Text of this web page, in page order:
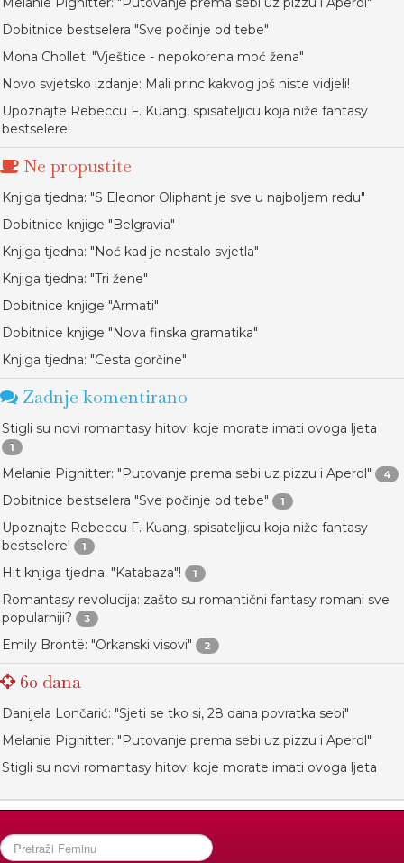
Dobitnice bestselera "Sve počinje od tebe"
Mona Chollet: "Vještice - nepokorena moć žena"
Novo svjetsko izdanje: Mali princ kakvog još niste vidjeli!
Upoznajte Rebeccu F. Kuang, spisateljicu koja niže fantasy
bestselere!
Ne propustite
Knjiga tjedna: "S Eleonor Oliphant je sve u najboljem redu"
Dobitnice knjige "Belgravia"
Knjiga tjedna: "Noć kad je nestalo svjetla"
Knjiga tjedna: "Tri žene"
Dobitnice knjige "Armati"
Dobitnice knjige "Nova finska gramatika"
Knjiga tjedna: "Cesta gorčine"
Zadnje komentirano
Stigli su novi romantasy hitovi koje morate imati ovoga ljeta
1
Melanie Pignitter: "Putovanje prema sebi uz pizzu i Aperol" 4
Dobitnice bestselera "Sve počinje od tebe" 1
Upoznajte Rebeccu F. Kuang, spisateljicu koja niže fantasy
bestselere!
1
Hit knjiga tjedna: "Katabaza"! 1
Romantasy revolucija: zašto su romantični fantasy romani sve
popularniji?
3
Emily Brontë: "Orkanski visovi" 2
60 dana
Danijela Lončarić: "Sjeti se tko si, 28 dana povratka sebi"
Melanie Pignitter: "Putovanje prema sebi uz pizzu i Aperol"
Stigli su novi romantasy hitovi koje morate imati ovoga ljeta